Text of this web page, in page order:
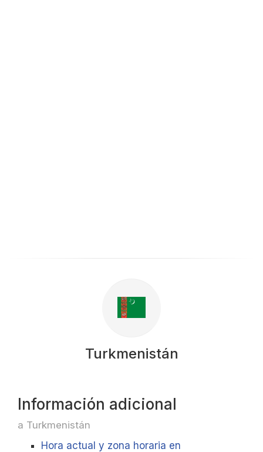
Turkmenistán
Información adicional
a Turkmenistán
Hora actual y zona horaria en